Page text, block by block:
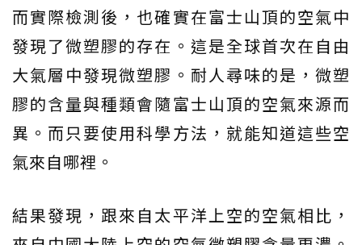
而實際檢測後，也確實在富士山頂的空氣中
發現了微塑膠的存在。這是全球首次在自由
大氣層中發現微塑膠。耐人尋味的是，微塑
膠的含量與種類會隨富士山頂的空氣來源而
異。而只要使用科學方法，就能知道這些空
氣來自哪裡。
結果發現，跟來自太平洋上空的空氣相比，